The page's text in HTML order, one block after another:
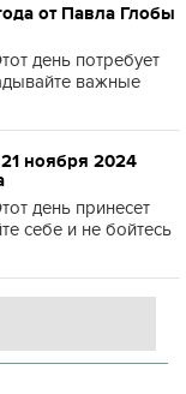
от Павла Глобы
день потребует
важные
ноября 2024
день принесет
себе и не бойтесь